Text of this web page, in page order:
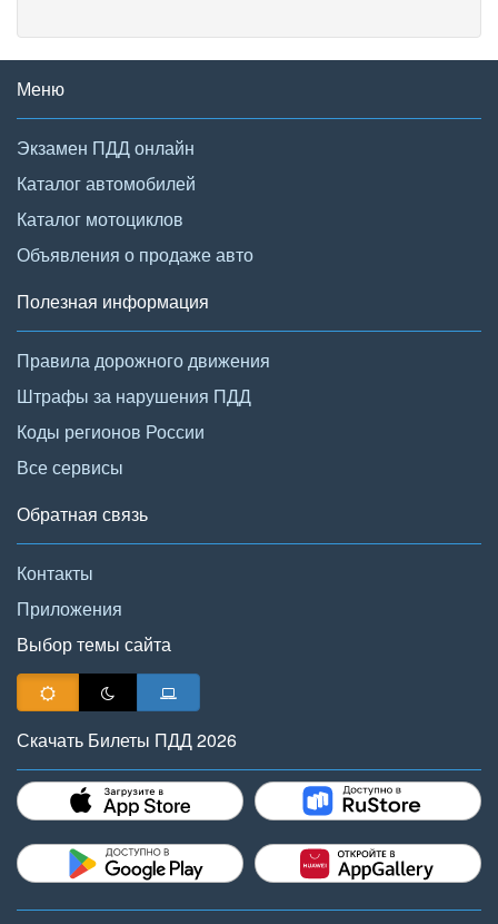
Меню
Экзамен ПДД онлайн
Каталог автомобилей
Каталог мотоциклов
Объявления о продаже авто
Полезная информация
Правила дорожного движения
Штрафы за нарушения ПДД
Коды регионов России
Все сервисы
Обратная связь
Контакты
Приложения
Выбор темы сайта
Скачать Билеты ПДД 2026